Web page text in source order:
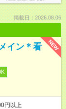
掲載日：2026.08.06
NEW
イン＊看
円以上